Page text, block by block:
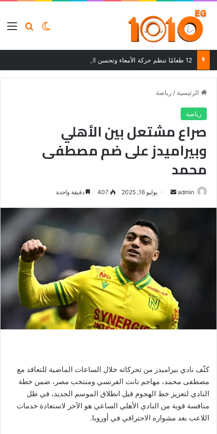
بحثالوضع
الرئيسية / رياضة
رياضة
صراع مشتعل بين الأهلي
وبيراميدز على ضم مصطفى
محمد
admin
أرسل يوليو 16, 2025 407 دقيقة واحدة
كثّف نادي بيراميدز من تحركاته خلال الساعات الماضية للتعاقد مع
مصطفى محمد، مهاجم نانت الفرنسي ومنتخب مصر، ضمن خطة
النادي لتعزيز خط الهجوم قبل انطلاق الموسم الجديد، في ظل
منافسة قوية من النادي الأهلي الساعي هو الآخر لاستعادة خدمات
اللاعب بعد مشواره الاحترافي في أوروبا.